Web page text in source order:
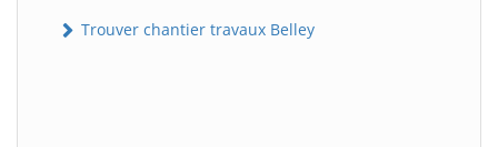
Trouver chantier travaux Belley